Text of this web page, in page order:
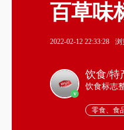
百草味
2022-02-12 22:33:28 浏
v
饮食/特
饮食标志
零食、食